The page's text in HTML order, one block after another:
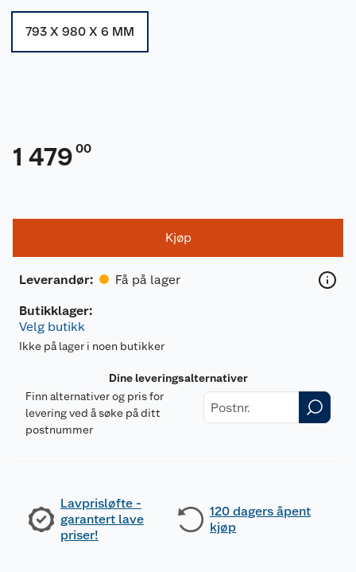
793 X 980 X 6 MM
1 479 00
Kjøp
Leverandør: Få på lager
Butikklager:
Velg butikk
Ikke på lager i noen butikker
Dine leveringsalternativer
Finn alternativer og pris for
levering ved å søke på ditt
postnummer
Lavprisløfte -
garantert lave
priser!
120 dagers åpent
kjøp